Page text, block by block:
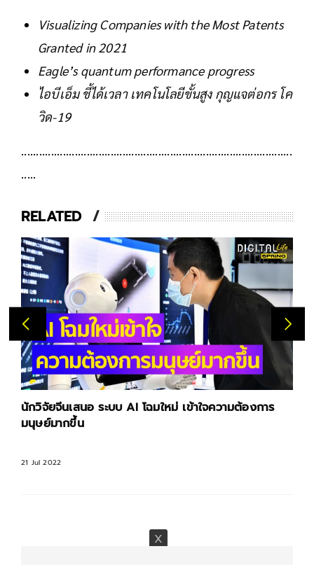
Visualizing Companies with the Most Patents
Granted in 2021
Eagle’s quantum performance progress
ไอบีเอ็ม ชี้ได้เวลา เทคโนโลยีขั้นสูง กุญแจต่อกร โค
วิด-19
RELATED
นักวิจัยจีนเสนอ ระบบ AI โฉมใหม่ เข้าใจความต้องการ
มนุษย์มากขึ้น
21 Jul 2022